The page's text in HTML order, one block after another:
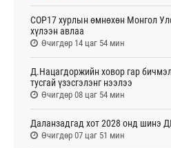
COP17 хурлын өмнөхөн Монгол
хүлээн авлаа
Өчигдөр 14 цаг 54 мин
Д.Нацагдоржийн ховор гар
тусгай үзэсгэлэнг нээлээ
Өчигдөр 08 цаг 54 мин
Даланзадгад хот 2028 онд шинэ
Өчигдөр 07 цаг 51 мин